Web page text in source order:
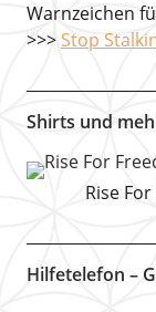
Warnzeichen
>>> Stop
Shirts und
Rise
Hilfetelefon –